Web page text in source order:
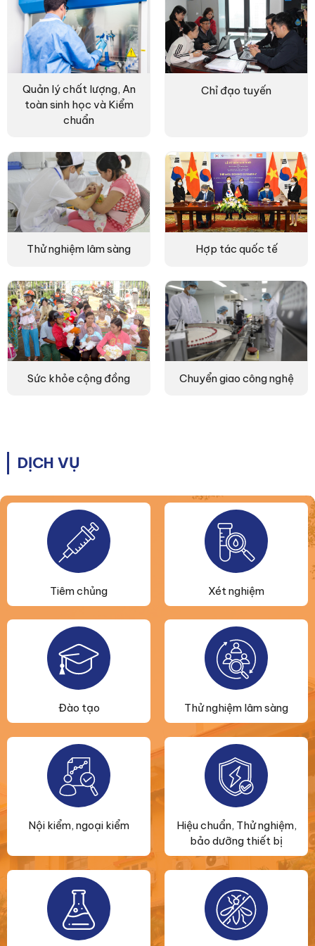
Quản lý chất lượng, An
toàn sinh học và Kiểm
chuẩn
Chỉ đạo tuyến
Thử nghiệm lâm sàng Hợp tác quốc tế
Sức khỏe cộng đồng Chuyển giao công nghệ
DỊCH VỤ
Tiêm chủng Xét nghiệm
Đào tạo Thử nghiệm lâm sàng
Nội kiểm, ngoại kiểm
Hiệu chuẩn, Thử nghiệm,
bảo dưỡng thiết bị